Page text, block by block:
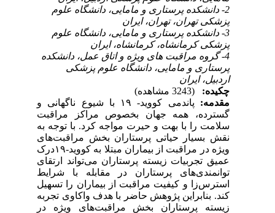
2- دانشکده پرستاری و مامایی، دانشگاه علوم
پزشکی تهران، تهران، ایران
3- دانشکده پرستاری و مامایی، دانشگاه علوم
پزشکی کرمانشاه، کرمانشاه، ایران
4- گروه مراقبت های ویژه و اتاق عمل، دانشکده
پرستاری و مامایی، دانشگاه علوم پزشکی
اردبیل، ایران
چکیده:
مقدمه:
پاندمی کووید- ۱۹ با شیوع ناگهانی و
گسترده، همه جهان بخصوص مراکز مراقبت
سلامت را با بهت و حیرت مواجه کرد. با توجه به
نقش بسیار حیاتی پرستاران بخش مراقبت‌های
ویژه در مراقبت از بیماران مبتلا به کووید-۱۹درک
عمیق تجربیات زیسته پرستاران می‌تواند ارتقای
توانمندی‌های پرستاران در مقابله با شرایط
استرس‌زا و کیفیت مراقبت از بیماران را تسهیل
کند. بنابراین پژوهش حاضر با هدف واکاوی تجربه
زیسته پرستاران بخش مراقبت‌های ویژه در